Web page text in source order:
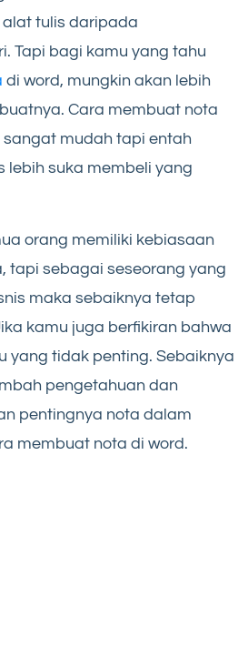
tulis daripada
Tapi bagi kamu yang tahu
di word, mungkin akan lebih
Cara membuat nota
mudah tapi entah
lebih suka membeli yang
orang memiliki kebiasaan
tapi sebagai seseorang yang
maka sebaiknya tetap
kamu juga berfikiran bahwa
yang tidak penting. Sebaiknya
pengetahuan dan
pentingnya nota dalam
membuat nota di word.